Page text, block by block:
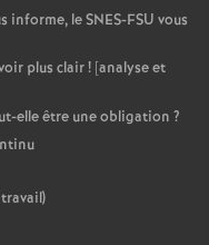
informe, le SNES-FSU vous
plus clair! [analyse et
elle être une obligation ?